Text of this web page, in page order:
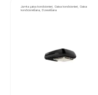
Jumta gaisa kondicionieri, Gaisa kondicionieri, Gaisa
kondicionēšana, Dzesēšana